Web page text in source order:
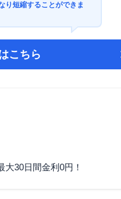
り短縮することができま
こちら
30日間金利0円！